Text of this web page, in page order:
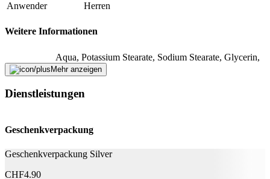
Formular schliessen
Anwender
Herren
Weitere Informationen
Inhaltsstoffe
Aqua, Potassium Stearate, Sodium Stearate, Glycerin,
Potassium Cocoate, Sodium Cocoate, Valeriana
Celtica Extract, Parfum, Aloe Barbadensis Leaf Juice,
Sodium Chloride, Tetrasodium Glutamate Diacetate,
Citral, Limonene, Linalool
Nachhaltigkeit
Nachhaltigkeit
BDIH Kontrollierte Natur-Kosmetik
Mehr anzeigen
Dienstleistungen
Geschenkverpackung
Geschenkverpackung Silver
CHF4.90